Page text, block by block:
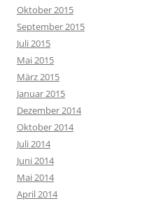
Oktober 2015
September 2015
Juli 2015
Mai 2015
März 2015
Januar 2015
Dezember 2014
Oktober 2014
Juli 2014
Juni 2014
Mai 2014
April 2014